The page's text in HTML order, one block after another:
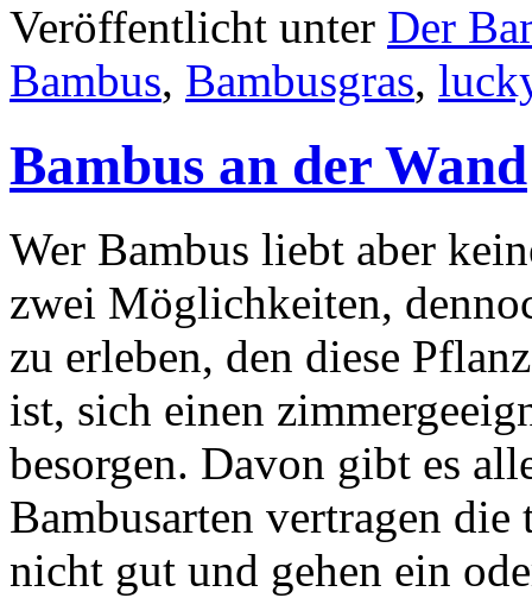
Veröffentlicht unter Der
Bambus, Bambusgras,
Bambus an der Wand
Wer Bambus liebt aber
zwei Möglichkeiten,
zu erleben, den diese
ist, sich einen
besorgen. Davon gibt es
Bambusarten vertragen
nicht gut und gehen ein